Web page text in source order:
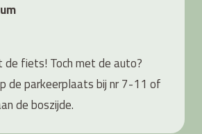
de fiets! Toch met de auto?
de parkeerplaats bij nr 7-11 of
de boszijde.